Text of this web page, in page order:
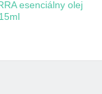
esenciálny olej